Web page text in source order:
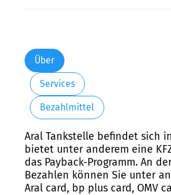
Über
Services
Bezahlmittel
Aral Tankstelle befindet sich
bietet unter anderem eine
das Payback-Programm. An
Bezahlen können Sie unter
Aral card, bp plus card, OMV